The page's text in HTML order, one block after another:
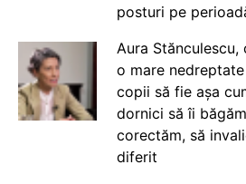
posturi pe
Aura Stănculescu,
o mare
copii să fie așa
dornici să îi
corectăm, să
diferit